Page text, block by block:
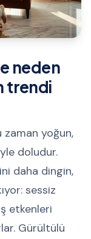
neden
trendi
zaman yoğun,
doludur.
daha dingin,
sessiz
etkenleri
Gürültülü